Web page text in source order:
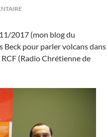
2017 (mon blog du
Beck pour parler volcans dans
(Radio Chrétienne de